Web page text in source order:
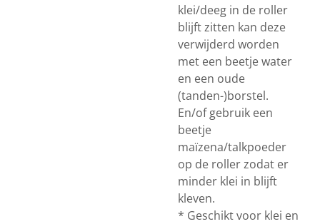
klei/deeg in de roller
blijft zitten kan deze
verwijderd worden
met een beetje water
en een oude
(tanden-)borstel.
En/of gebruik een
beetje
maïzena/talkpoeder
op de roller zodat er
minder klei in blijft
kleven.
* Geschikt voor klei en